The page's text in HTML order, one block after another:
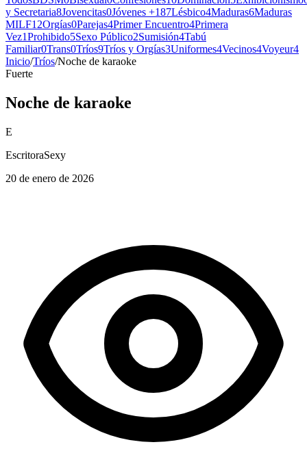
y Secretaria8Jovencitas0Jóvenes +187Lésbico4Maduras6Maduras
MILF12Orgías0Parejas4Primer Encuentro4Primera
Vez1Prohibido5Sexo Público2Sumisión4Tabú
Familiar0Trans0Tríos9Tríos y Orgías3Uniformes4Vecinos4Voyeur4
Inicio/Tríos/Noche de karaoke
Fuerte
Noche de karaoke
E
EscritoraSexy
20 de enero de 2026